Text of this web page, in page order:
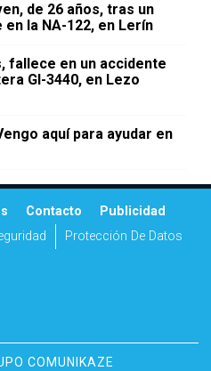
de 26 años, tras un
la NA-122, en Lerín
fallece en un accidente
GI-3440, en Lezo
aquí para ayudar en
Contacto
Publicidad
Protección De Datos
COMUNIKAZE